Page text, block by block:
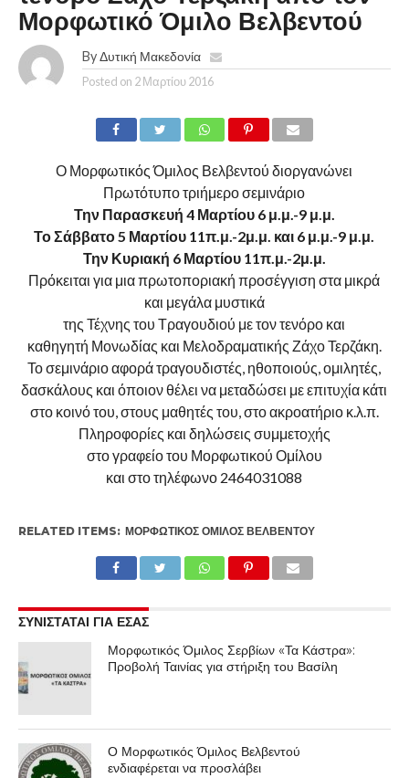
Μορφωτικό Όμιλο Βελβεντού
By Δυτική Μακεδονία
Posted on 2 Μαρτίου 2016
Ο Μορφωτικός Όμιλος Βελβεντού διοργανώνει
Πρωτότυπο τριήμερο σεμινάριο
Την Παρασκευή 4 Μαρτίου 6 μ.μ.-9 μ.μ.
Το Σάββατο 5 Μαρτίου 11π.μ.-2μ.μ. και 6 μ.μ.-9 μ.μ.
Την Κυριακή 6 Μαρτίου 11π.μ.-2μ.μ.
Πρόκειται για μια πρωτοποριακή προσέγγιση στα μικρά
και μεγάλα μυστικά
της Τέχνης του Τραγουδιού με τον τενόρο και
καθηγητή Μονωδίας και Μελοδραματικής Ζάχο Τερζάκη.
Το σεμινάριο αφορά τραγουδιστές, ηθοποιούς, ομιλητές,
δασκάλους και όποιον θέλει να μεταδώσει με επιτυχία κάτι
στο κοινό του, στους μαθητές του, στο ακροατήριο κ.λ.π.
Πληροφορίες και δηλώσεις συμμετοχής
στο γραφείο του Μορφωτικού Ομίλου
και στο τηλέφωνο 2464031088
RELATED ITEMS: ΜΟΡΦΩΤΙΚΌΣ ΌΜΙΛΟΣ ΒΕΛΒΕΝΤΟΎ
ΣΥΝΙΣΤΑΤΑΙ ΓΙΑ ΕΣΑΣ
Μορφωτικός Όμιλος Σερβίων «Τα Κάστρα»:
Προβολή Ταινίας για στήριξη του Βασίλη
Ο Μορφωτικός Όμιλος Βελβεντού
ενδιαφέρεται να προσλάβει